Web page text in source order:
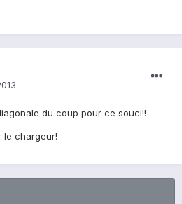
du coup pour ce souci!!
le chargeur!